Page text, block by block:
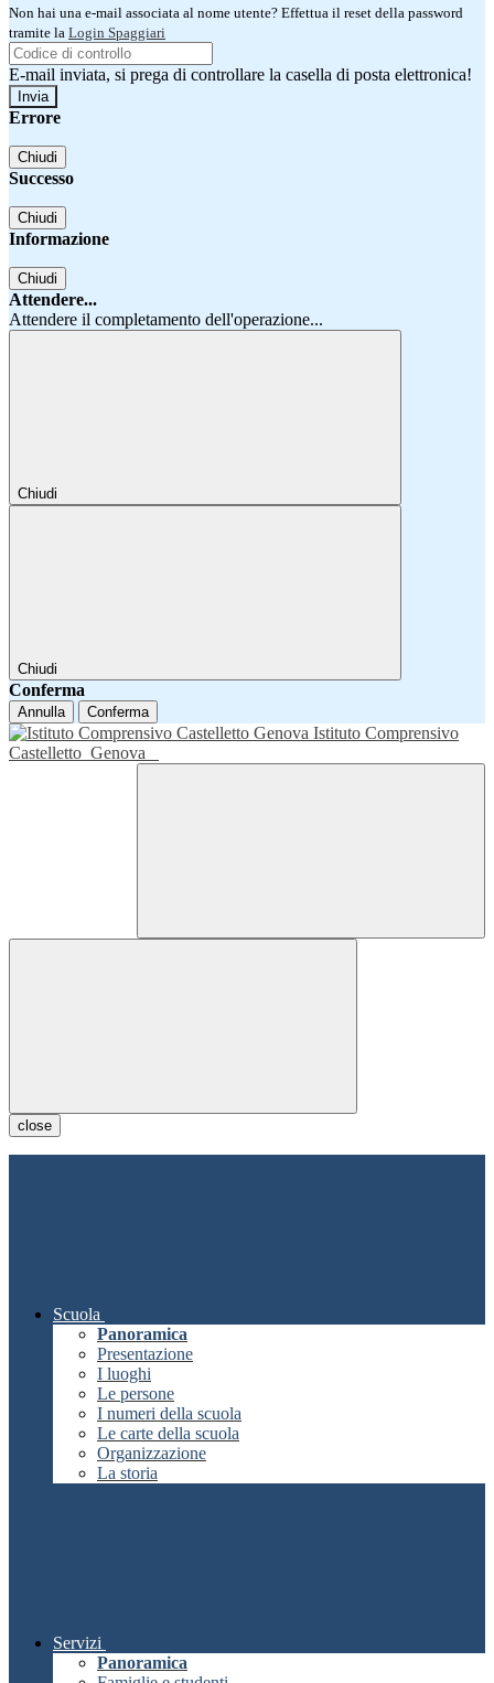
Non hai una e-mail associata al nome utente? Effettua il reset della password
tramite la Login Spaggiari
E-mail inviata, si prega di controllare la casella di posta elettronica!
Errore
Chiudi
Successo
Chiudi
Informazione
Chiudi
Attendere...
Attendere il completamento dell'operazione...
Chiudi
Chiudi
Conferma
Annulla Conferma
Istituto Comprensivo
Castelletto Genova
close
Scuola
Panoramica
Presentazione
I luoghi
Le persone
I numeri della scuola
Le carte della scuola
Organizzazione
La storia
Servizi
Panoramica